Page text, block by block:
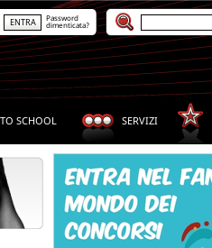
Password
dimenticata?
SCHOOL SERVIZI